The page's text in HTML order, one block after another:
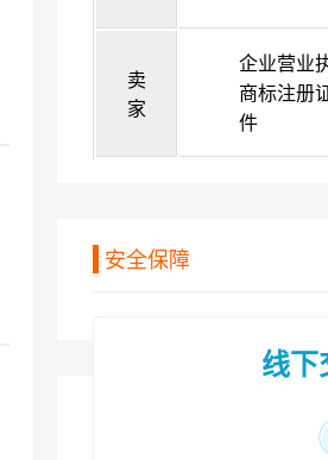
卖
家
企业营业
商标注册
件
安全保障
线下